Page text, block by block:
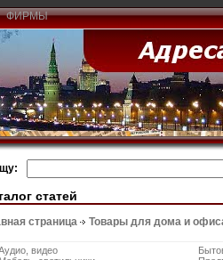
ФИРМЫ
статей
страница Товары для дома и
видео